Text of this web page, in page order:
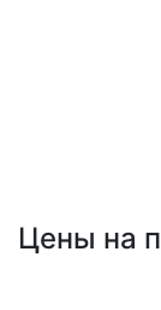
Цены на